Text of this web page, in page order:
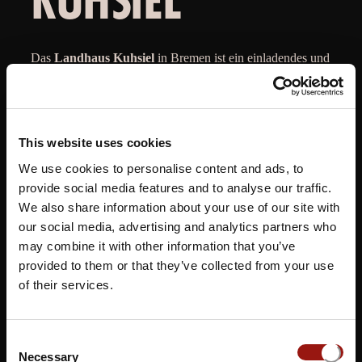
This website uses cookies
We use cookies to personalise content and ads, to
provide social media features and to analyse our traffic.
We also share information about your use of our site with
our social media, advertising and analytics partners who
may combine it with other information that you’ve
provided to them or that they’ve collected from your use
of their services.
Necessary
Das Landhaus Kuhsiel in Bremen ist ein einladendes und
erwartet die Gäste ein unvergessliches Erlebnis, bei dem
beste Künstler bezaubernde Live-Musikdarbietungen zum
Besten geben. In dieser behaglichen Umgebung können
die Besucher ein hochwertiges Gourmet-Menü genießen
und sich dabei von den mitreißenden Klängen der Musik
inspirieren lassen. Diese Veranstaltung schafft eine
kulinarischer Exzellenz und verspricht einen